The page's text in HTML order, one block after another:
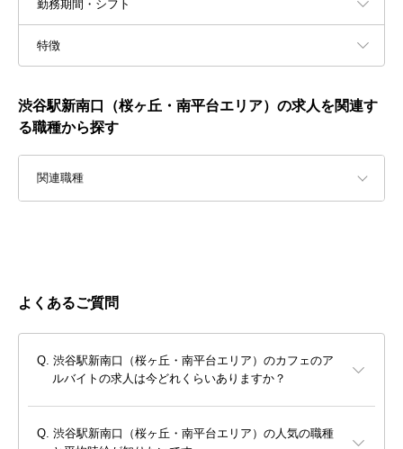
勤務期間・シフト
特徴
渋谷駅新南口（桜ヶ丘・南平台エリア）の求人を関連す
る職種から探す
関連職種
よくあるご質問
渋谷駅新南口（桜ヶ丘・南平台エリア）のカフェのア
ルバイトの求人は今どれくらいありますか？
渋谷駅新南口（桜ヶ丘・南平台エリア）の人気の職種